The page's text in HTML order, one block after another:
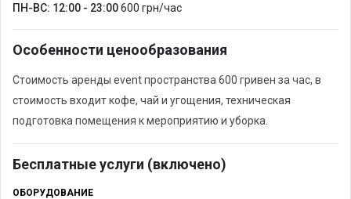
ПН-ВС: 12:00 - 23:00600 грн/час
Особенности ценообразования
Стоимость аренды event пространства 600 гривен за час, в
стоимость входит кофе, чай и угощения, техническая
подготовка помещения к мероприятию и уборка.
Бесплатные услуги (включено)
ОБОРУДОВАНИЕ